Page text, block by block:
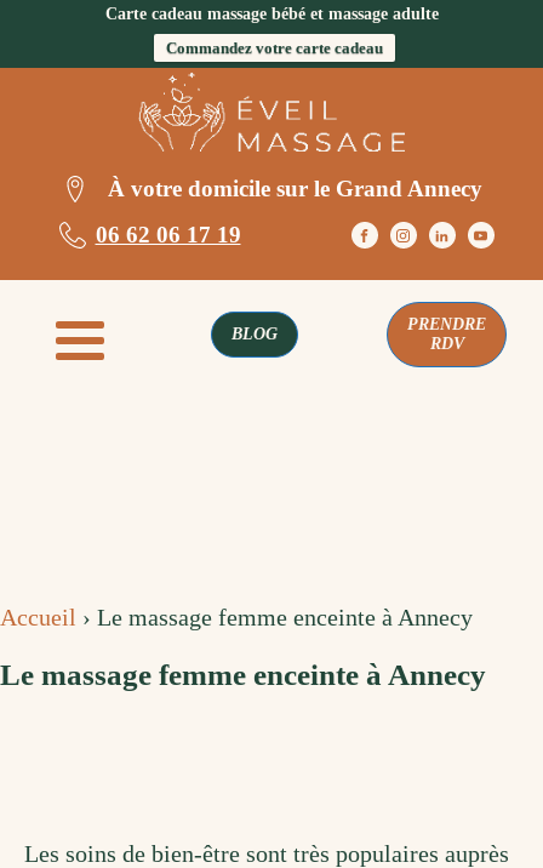
Carte cadeau massage bébé et massage adulte
Commandez votre carte cadeau
À votre domicile sur le Grand Annecy
06 62 06 17 19
BLOG
PRENDRE
RDV
Accueil › Le massage femme enceinte à Annecy
Le massage femme enceinte à Annecy
Les soins de bien-être sont très populaires auprès